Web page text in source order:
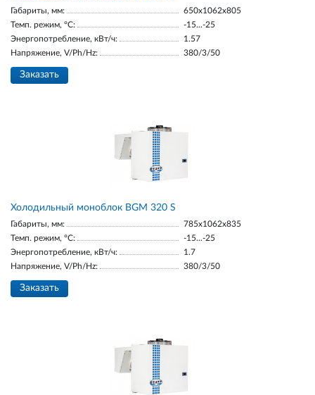
Габариты, мм:
650x1062x805
Темп. режим, °С:
-15...-25
Энергопотребление, кВт/ч:
1.57
Напряжение, V/Ph/Hz:
380/3/50
Заказать
Холодильный моноблок BGM 320 S
Габариты, мм:
785x1062x835
Темп. режим, °С:
-15...-25
Энергопотребление, кВт/ч:
1.7
Напряжение, V/Ph/Hz:
380/3/50
Заказать